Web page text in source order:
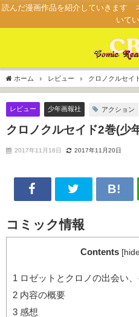
読んだ漫画作品を紹介していきます
いて
ホーム レビュー クロノクルセイ
レビュー 少年画報社 アクション
クロノクルセイド2巻(少
2017年11月18日 2017年11月20日
コミック情報
Contents [
1 ロゼットとクロノの出会い
2 内容の概要
3 感想